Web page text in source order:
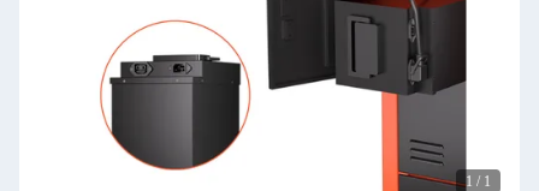
1 / 1